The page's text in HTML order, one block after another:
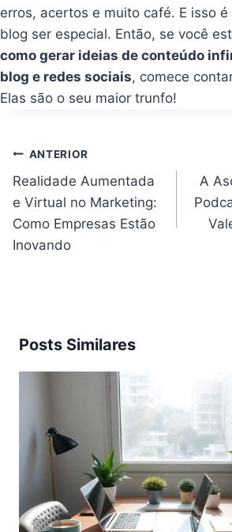
erros, acertos e muito café. E isso
blog ser especial. Então, se você
como gerar ideias de conteúdo
blog e redes sociais, comece
Elas são o seu maior trunfo!
Navegação
Post
ANTERIOR
Realidade Aumentada
e Virtual no Marketing:
Como Empresas Estão
Inovando
A
Posts Similares